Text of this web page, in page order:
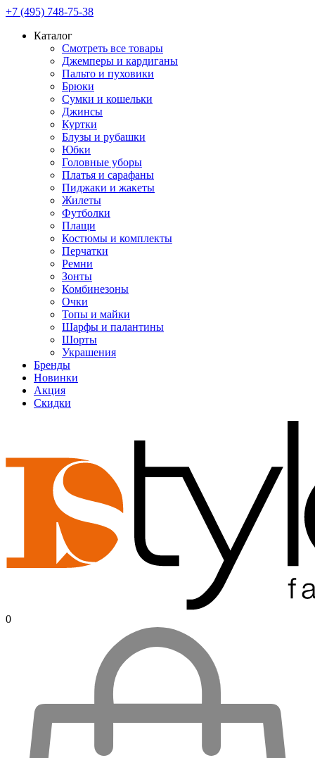
+7 (495) 748-75-38
Каталог
Смотреть все товары
Джемперы и кардиганы
Пальто и пуховики
Брюки
Сумки и кошельки
Джинсы
Куртки
Блузы и рубашки
Юбки
Головные уборы
Платья и сарафаны
Пиджаки и жакеты
Жилеты
Футболки
Плащи
Костюмы и комплекты
Перчатки
Ремни
Зонты
Комбинезоны
Очки
Топы и майки
Шарфы и палантины
Шорты
Украшения
Бренды
Новинки
Акция
Скидки
0